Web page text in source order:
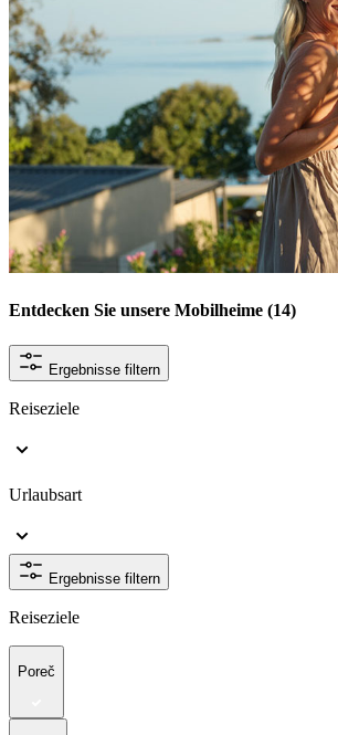
Entdecken Sie unsere Mobilheime (14)
Ergebnisse filtern
Reiseziele
Urlaubsart
Ergebnisse filtern
Reiseziele
Poreč